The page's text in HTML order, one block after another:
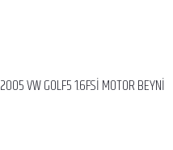
2005 VW GOLF5 1.6FSİ MOTOR BEYNİ